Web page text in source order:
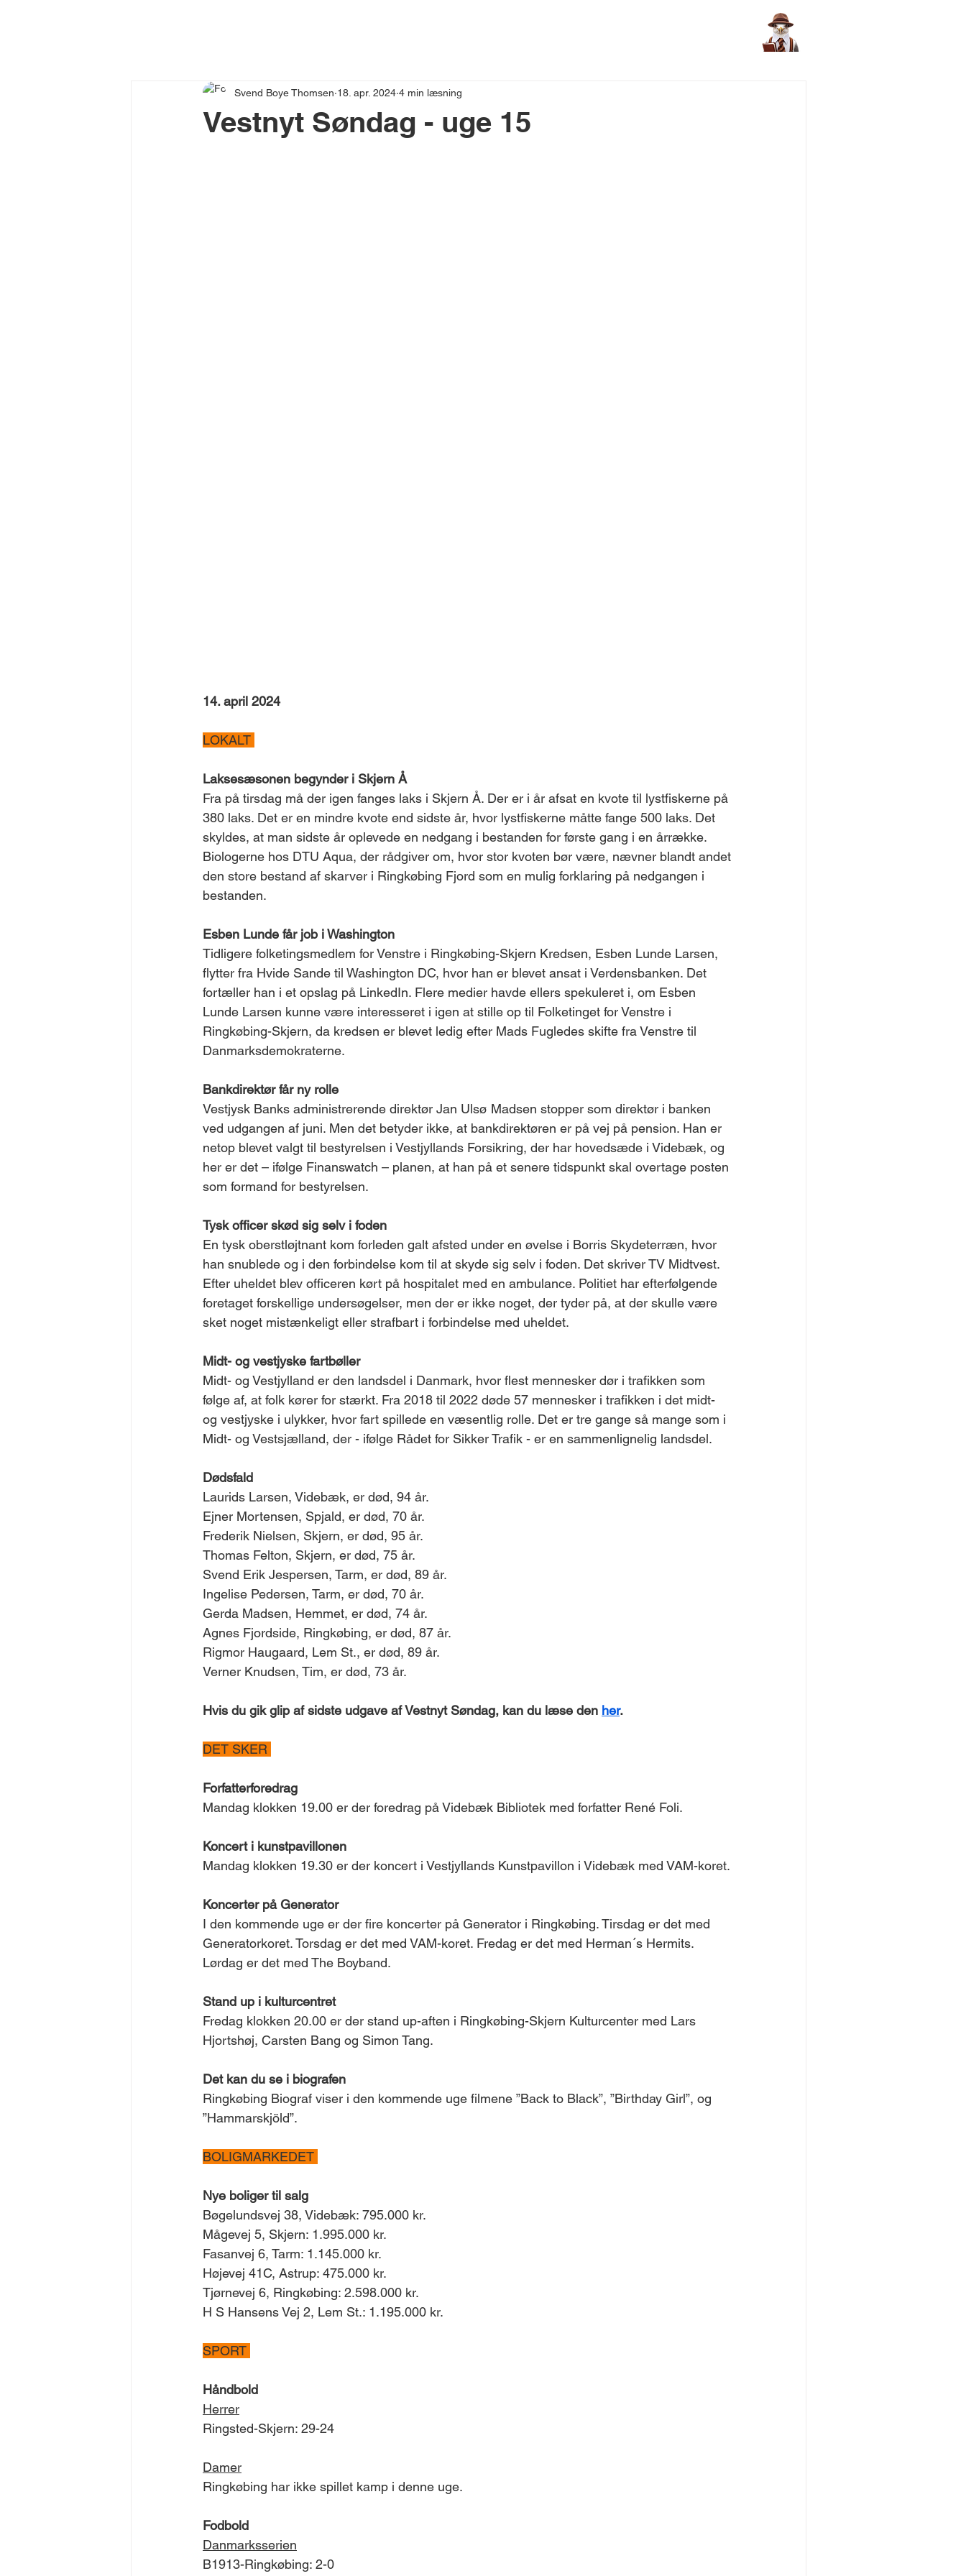
Vestnyt Søndag - uge 15
Svend Boye Thomsen 18. apr. 2024 4 min læsning
14. april 2024
LOKALT
Laksesæsonen begynder i Skjern Å
Fra på tirsdag må der igen fanges laks i Skjern Å. Der er i år afsat en kvote til lystfiskerne på
380 laks. Det er en mindre kvote end sidste år, hvor lystfiskerne måtte fange 500 laks. Det
skyldes, at man sidste år oplevede en nedgang i bestanden for første gang i en årrække.
Biologerne hos DTU Aqua, der rådgiver om, hvor stor kvoten bør være, nævner blandt andet
den store bestand af skarver i Ringkøbing Fjord som en mulig forklaring på nedgangen i
bestanden.
Esben Lunde får job i Washington
Tidligere folketingsmedlem for Venstre i Ringkøbing-Skjern Kredsen, Esben Lunde Larsen,
flytter fra Hvide Sande til Washington DC, hvor han er blevet ansat i Verdensbanken. Det
fortæller han i et opslag på LinkedIn. Flere medier havde ellers spekuleret i, om Esben
Lunde Larsen kunne være interesseret i igen at stille op til Folketinget for Venstre i
Ringkøbing-Skjern, da kredsen er blevet ledig efter Mads Fugledes skifte fra Venstre til
Danmarksdemokraterne.
Bankdirektør får ny rolle
Vestjysk Banks administrerende direktør Jan Ulsø Madsen stopper som direktør i banken
ved udgangen af juni. Men det betyder ikke, at bankdirektøren er på vej på pension. Han er
netop blevet valgt til bestyrelsen i Vestjyllands Forsikring, der har hovedsæde i Videbæk, og
her er det – ifølge Finanswatch – planen, at han på et senere tidspunkt skal overtage posten
som formand for bestyrelsen.
Tysk officer skød sig selv i foden
En tysk oberstløjtnant kom forleden galt afsted under en øvelse i Borris Skydeterræn, hvor
han snublede og i den forbindelse kom til at skyde sig selv i foden. Det skriver TV Midtvest.
Efter uheldet blev officeren kørt på hospitalet med en ambulance. Politiet har efterfølgende
foretaget forskellige undersøgelser, men der er ikke noget, der tyder på, at der skulle være
sket noget mistænkeligt eller strafbart i forbindelse med uheldet.
Midt- og vestjyske fartbøller
Midt- og Vestjylland er den landsdel i Danmark, hvor flest mennesker dør i trafikken som
følge af, at folk kører for stærkt. Fra 2018 til 2022 døde 57 mennesker i trafikken i det midt-
og vestjyske i ulykker, hvor fart spillede en væsentlig rolle. Det er tre gange så mange som i
Midt- og Vestsjælland, der - ifølge Rådet for Sikker Trafik - er en sammenlignelig landsdel.
Dødsfald
Laurids Larsen, Videbæk, er død, 94 år.
Ejner Mortensen, Spjald, er død, 70 år.
Frederik Nielsen, Skjern, er død, 95 år.
Thomas Felton, Skjern, er død, 75 år.
Svend Erik Jespersen, Tarm, er død, 89 år.
Ingelise Pedersen, Tarm, er død, 70 år.
Gerda Madsen, Hemmet, er død, 74 år.
Agnes Fjordside, Ringkøbing, er død, 87 år.
Rigmor Haugaard, Lem St., er død, 89 år.
Verner Knudsen, Tim, er død, 73 år.
Hvis du gik glip af sidste udgave af Vestnyt Søndag, kan du læse den her.
DET SKER
Forfatterforedrag
Mandag klokken 19.00 er der foredrag på Videbæk Bibliotek med forfatter René Foli.
Koncert i kunstpavillonen
Mandag klokken 19.30 er der koncert i Vestjyllands Kunstpavillon i Videbæk med VAM-koret.
Koncerter på Generator
I den kommende uge er der fire koncerter på Generator i Ringkøbing. Tirsdag er det med
Generatorkoret. Torsdag er det med VAM-koret. Fredag er det med Herman´s Hermits.
Lørdag er det med The Boyband.
Stand up i kulturcentret
Fredag klokken 20.00 er der stand up-aften i Ringkøbing-Skjern Kulturcenter med Lars
Hjortshøj, Carsten Bang og Simon Tang.
Det kan du se i biografen
Ringkøbing Biograf viser i den kommende uge filmene ”Back to Black”, ”Birthday Girl”, og
”Hammarskjöld”.
BOLIGMARKEDET
Nye boliger til salg
Bøgelundsvej 38, Videbæk: 795.000 kr.
Mågevej 5, Skjern: 1.995.000 kr.
Fasanvej 6, Tarm: 1.145.000 kr.
Højevej 41C, Astrup: 475.000 kr.
Tjørnevej 6, Ringkøbing: 2.598.000 kr.
H S Hansens Vej 2, Lem St.: 1.195.000 kr.
SPORT
Håndbold
Herrer
Ringsted-Skjern: 29-24
Damer
Ringkøbing har ikke spillet kamp i denne uge.
Fodbold
Danmarksserien
B1913-Ringkøbing: 2-0